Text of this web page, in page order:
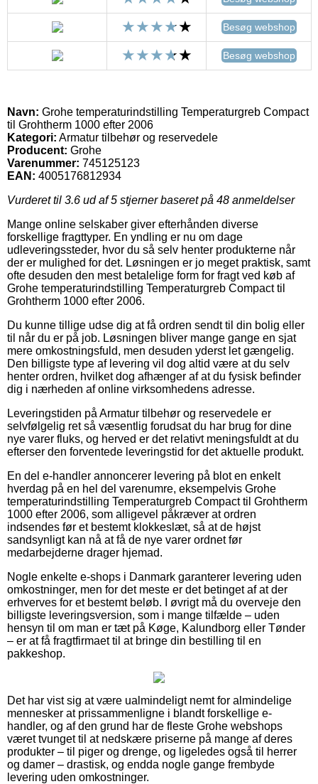
Besøg webshop
Besøg webshop
Navn: Grohe temperaturindstilling Temperaturgreb Compact
til Grohtherm 1000 efter 2006
Kategori: Armatur tilbehør og reservedele
Producent: Grohe
Varenummer: 745125123
EAN: 4005176812934
Vurderet til 3.6 ud af 5 stjerner baseret på 48 anmeldelser
Mange online selskaber giver efterhånden diverse
forskellige fragttyper. En yndling er nu om dage
udleveringssteder, hvor du så selv henter produkterne når
der er mulighed for det. Løsningen er jo meget praktisk, samt
ofte desuden den mest betalelige form for fragt ved køb af
Grohe temperaturindstilling Temperaturgreb Compact til
Grohtherm 1000 efter 2006.
Du kunne tillige udse dig at få ordren sendt til din bolig eller
til når du er på job. Løsningen bliver mange gange en sjat
mere omkostningsfuld, men desuden yderst let gængelig.
Den billigste type af levering vil dog altid være at du selv
henter ordren, hvilket dog afhænger af at du fysisk befinder
dig i nærheden af online virksomhedens adresse.
Leveringstiden på Armatur tilbehør og reservedele er
selvfølgelig ret så væsentlig forudsat du har brug for dine
nye varer fluks, og herved er det relativt meningsfuldt at du
efterser den forventede leveringstid for det aktuelle produkt.
En del e-handler annoncerer levering på blot en enkelt
hverdag på en hel del varenumre, eksempelvis Grohe
temperaturindstilling Temperaturgreb Compact til Grohtherm
1000 efter 2006, som alligevel påkræver at ordren
indsendes før et bestemt klokkeslæt, så at de højst
sandsynligt kan nå at få de nye varer ordnet før
medarbejderne drager hjemad.
Nogle enkelte e-shops i Danmark garanterer levering uden
omkostninger, men for det meste er det betinget af at der
erhverves for et bestemt beløb. I øvrigt må du overveje den
billigste leveringsversion, som i mange tilfælde – uden
hensyn til om man er tæt på Køge, Kalundborg eller Tønder
– er at få fragtfirmaet til at bringe din bestilling til en
pakkeshop.
Det har vist sig at være ualmindeligt nemt for almindelige
mennesker at prissammenligne i blandt forskellige e-
handler, og af den grund har de fleste Grohe webshops
været tvunget til at nedskære priserne på mange af deres
produkter – til piger og drenge, og ligeledes også til herrer
og damer – drastisk, og endda nogle gange frembyde
levering uden omkostninger.